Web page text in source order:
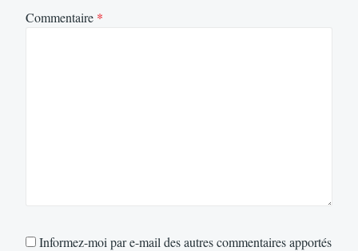
Commentaire *
Informez-moi par e-mail des autres commentaires apportés